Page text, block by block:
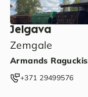
Jelgava
Zemgale
Armands Raguckis
‭+371 29499576‬